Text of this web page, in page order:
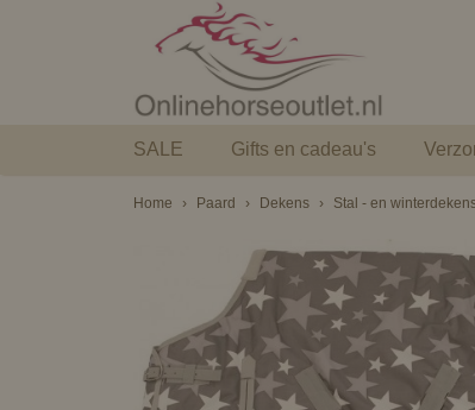
SALE Gifts en cadeau's
Home › Paard › Dekens › Stal - en